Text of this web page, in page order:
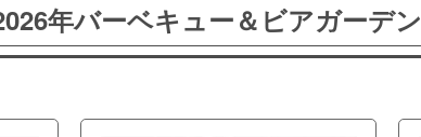
年バーベキュー＆ビアガーデン